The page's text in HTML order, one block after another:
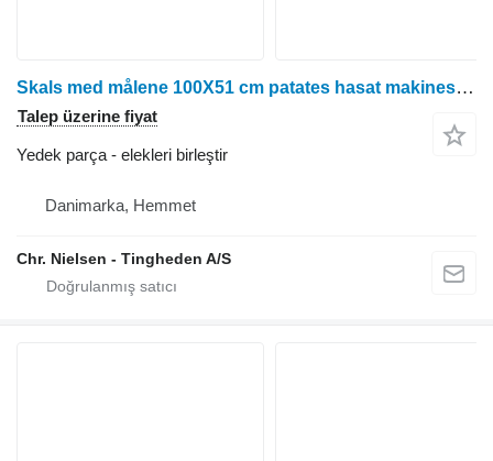
Skals med målene 100X51 cm patates hasat makinesi için elekleri birleştir
Talep üzerine fiyat
Yedek parça - elekleri birleştir
Danimarka, Hemmet
Chr. Nielsen - Tingheden A/S